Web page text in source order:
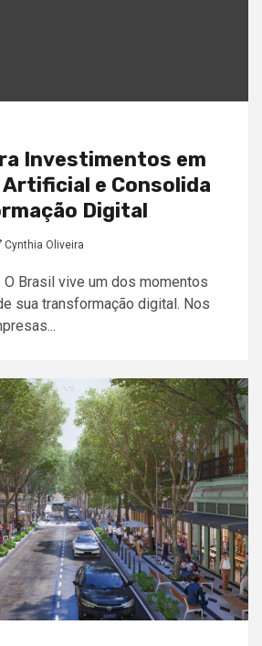
Investimentos em
e Consolida
Digital
Cynthia Oliveira
O Brasil vive um dos momentos
sua transformação digital. Nos